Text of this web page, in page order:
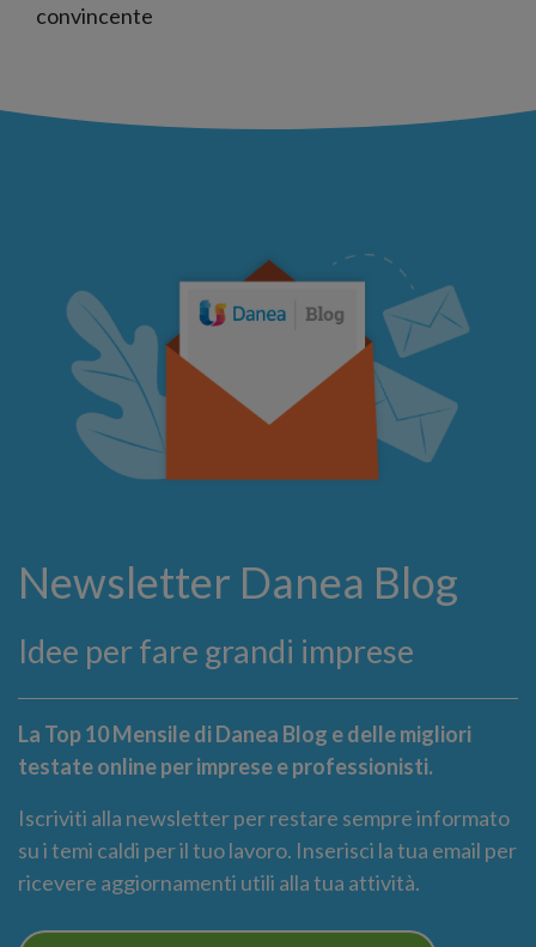
convincente
Newsletter Danea Blog
Idee per fare grandi imprese
La Top 10 Mensile di Danea Blog e delle migliori
testate online per imprese e professionisti.
Iscriviti alla newsletter per restare sempre informato
su i temi caldi per il tuo lavoro. Inserisci la tua email per
ricevere aggiornamenti utili alla tua attività.